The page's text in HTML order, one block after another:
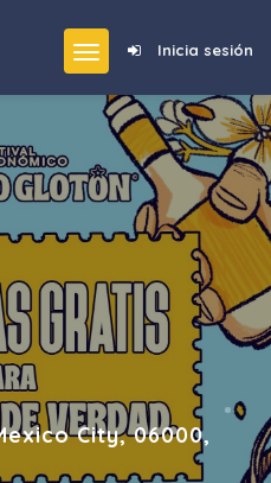
Inicia sesión
City, 06000,